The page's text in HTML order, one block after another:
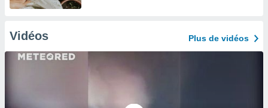
Vidéos Plus de vidéos